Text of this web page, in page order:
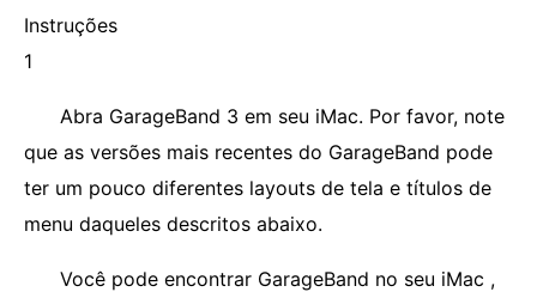
Instruções
1
Abra GarageBand 3 em seu iMac. Por favor, note
que as versões mais recentes do GarageBand pode
ter um pouco diferentes layouts de tela e títulos de
menu daqueles descritos abaixo.
Você pode encontrar GarageBand no seu iMac ,